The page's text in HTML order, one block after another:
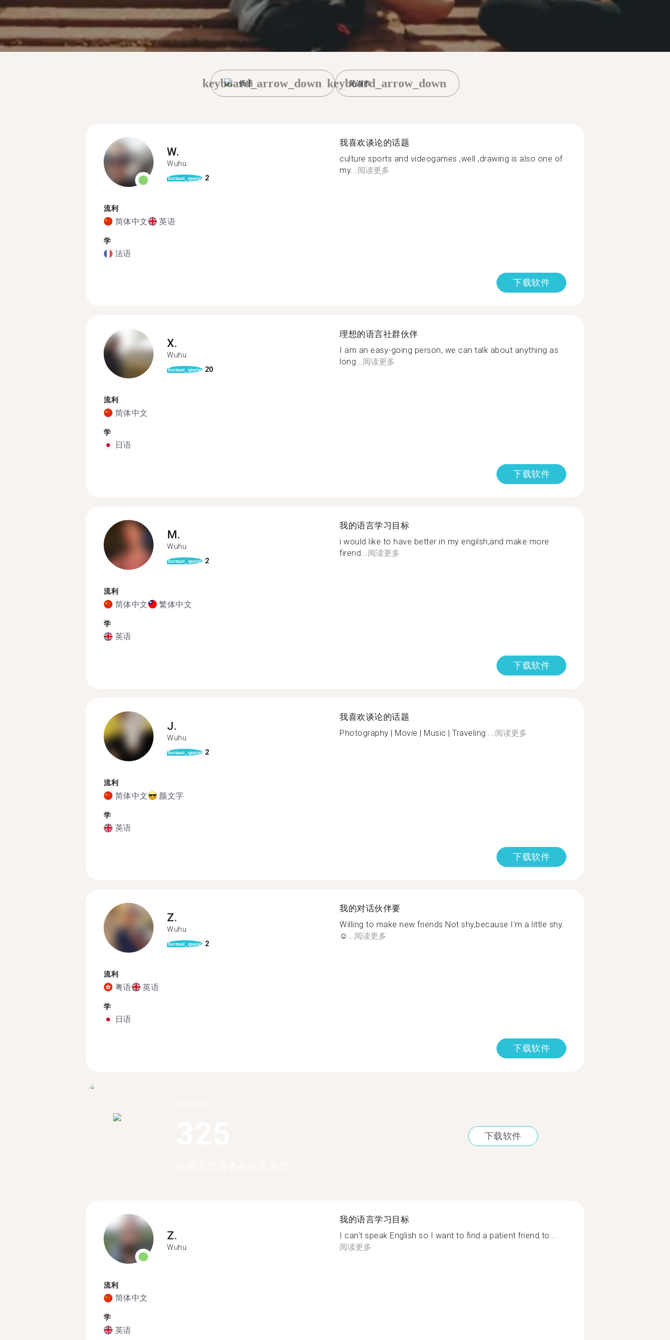
俄语
keyboard_arrow_down 芜湖市
keyboard_arrow_down
W.
Wuhu
format_quote 2
流利
简体中文 英语
学
法语
我喜欢谈论的话题
culture sports and videogames ,well ,drawing is also one of
my...阅读更多
下载软件
X.
Wuhu
format_quote 20
流利
简体中文
学
日语
理想的语言社群伙伴
I am an easy-going person, we can talk about anything as
long...阅读更多
下载软件
M.
Wuhu
format_quote 2
流利
简体中文 繁体中文
学
英语
我的语言学习目标
i would like to have better in my engilsh,and make more
firend...阅读更多
下载软件
J.
Wuhu
format_quote 2
流利
简体中文 颜文字
学
英语
我喜欢谈论的话题
Photography | Movie | Music | Traveling ...阅读更多
下载软件
Z.
Wuhu
format_quote 2
流利
粤语 英语
学
日语
我的对话伙伴要
Willing to make new friends Not shy,because I'm a little shy.
☺️...阅读更多
下载软件
下载软件
Z.
Wuhu
流利
简体中文
学
英语
我的语言学习目标
I can't speak English so I want to find a patient friend to...
阅读更多